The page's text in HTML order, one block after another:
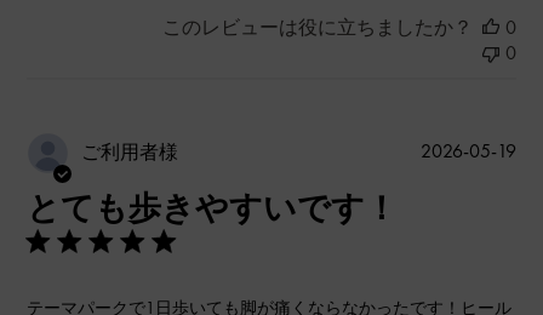
このレビューは役に立ちましたか？
0
0
ご利用者様
とても歩きやすいです！
テーマパークで1日歩いても脚が痛くならなかったです！ヒール
公
2026-05-19